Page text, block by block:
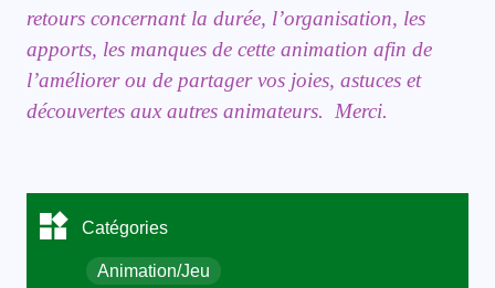
retours concernant la durée, l’organisation, les
apports, les manques de cette animation afin de
l’améliorer ou de partager vos joies, astuces et
découvertes aux autres animateurs. Merci.
Catégories
Animation/Jeu